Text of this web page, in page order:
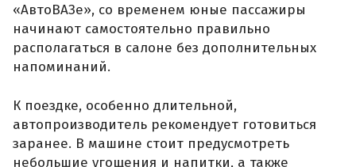
«АвтоВАЗе», со временем юные пассажиры
начинают самостоятельно правильно
располагаться в салоне без дополнительных
напоминаний.
К поездке, особенно длительной,
автопроизводитель рекомендует готовиться
заранее. В машине стоит предусмотреть
небольшие угощения и напитки, а также